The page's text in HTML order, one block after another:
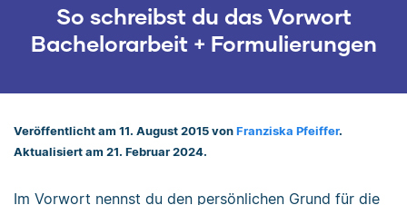
So schreibst du das Vorwort
Bachelorarbeit + Formulierungen
Veröffentlicht am 11. August 2015 von Franziska Pfeiffer.
Aktualisiert am 21. Februar 2024.
Im Vorwort nennst du den persönlichen Grund für die